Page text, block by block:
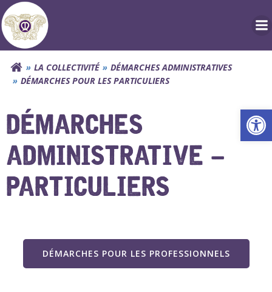
Aller
au
contenu
LA COLLECTIVITÉ
DÉMARCHES ADMINISTRATIVES
DÉMARCHES POUR LES PARTICULIERS
DÉMARCHES
ADMINISTRATIVE –
PARTICULIERS
DÉMARCHES POUR LES PROFESSIONNELS